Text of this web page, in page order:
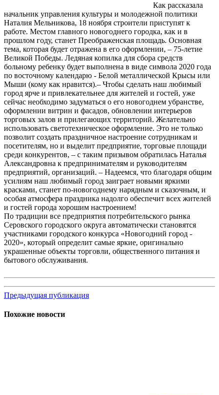
Как рассказала
начальник управления культуры и молодежной политики
Наталия Мельникова, 18 ноября строители приступят к
работе. Местом главного новогоднего городка, как и в
прошлом году, станет Преображенская площадь. Основная
тема, которая будет отражена в его оформлении, – 75-летие
Великой Победы. Ледяная копилка для сбора средств
больному ребенку будет выполнена в виде символа 2020 года
по восточному календарю - Белой металлической Крысы или
Мыши (кому как нравится).– Чтобы сделать наш любимый
город ярче и привлекательнее для жителей и гостей, уже
сейчас необходимо задуматься о его новогоднем убранстве,
оформлении витрин и фасадов, обновлении интерьеров
торговых залов и прилегающих территорий. Желательно
использовать светотехническое оформление. Это не только
позволит создать праздничное настроение сотрудникам и
посетителям, но и выделит предприятие, торговые площади
среди конкурентов, – с таким призывом обратилась Наталья
Александровна к предпринимателям и руководителям
предприятий, организаций. – Надеемся, что благодаря общим
усилиям наш любимый город заиграет новыми яркими
красками, станет по-новогоднему нарядным и сказочным, и
особая атмосфера праздника надолго обеспечит всех жителей
и гостей города хорошим настроением!
По традиции все предприятия потребительского рынка
Серовского городского округа автоматически становятся
участниками городского конкурса «Новогодний город -
2020», который определит самые яркие, оригинально
украшенные объекты торговли, общественного питания и
бытового обслуживания.
Предыдущая публикация
Похожие новости